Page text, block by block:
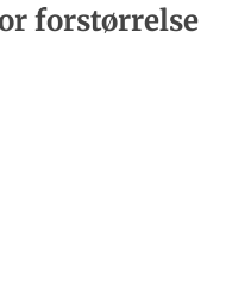
forstørrelse